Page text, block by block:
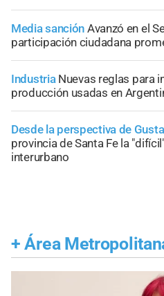
Media sanción Avanzó en el
participación ciudadana
Industria Nuevas reglas para
producción usadas en
Desde la perspectiva de
provincia de Santa Fe la
interurbano
+ Área